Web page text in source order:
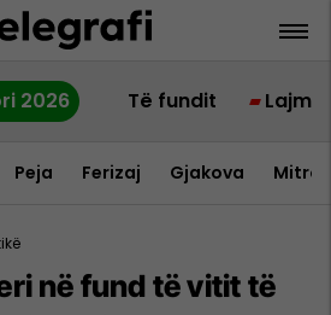
2026 Të fundit Lajme
Peja Ferizaj Gjakova
në fund të vitit të